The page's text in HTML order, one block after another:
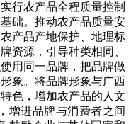
行农产品全程质量控制
础。推动农产品质量安
产品产地保护、地理标
资源，引导种类相同、
用同一品牌，把品牌做
象。将品牌形象与广西
色，增加农产品的人文
增进品牌与消费者之间